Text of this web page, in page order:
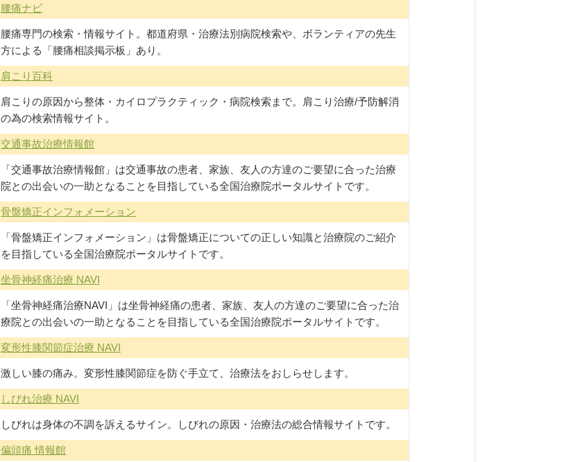
腰痛ナビ
腰痛専門の検索・情報サイト。都道府県・治療法別病院検索や、ボランティアの先生
方による「腰痛相談掲示板」あり。
肩こり百科
肩こりの原因から整体・カイロプラクティック・病院検索まで。肩こり治療/予防解消
の為の検索情報サイト。
交通事故治療情報館
「交通事故治療情報館」は交通事故の患者、家族、友人の方達のご要望に合った治療
院との出会いの一助となることを目指している全国治療院ポータルサイトです。
骨盤矯正インフォメーション
「骨盤矯正インフォメーション」は骨盤矯正についての正しい知識と治療院のご紹介
を目指している全国治療院ポータルサイトです。
坐骨神経痛治療 NAVI
「坐骨神経痛治療NAVI」は坐骨神経痛の患者、家族、友人の方達のご要望に合った治
療院との出会いの一助となることを目指している全国治療院ポータルサイトです。
変形性膝関節症治療 NAVI
激しい膝の痛み。変形性膝関節症を防ぐ手立て、治療法をおしらせします。
しびれ治療 NAVI
しびれは身体の不調を訴えるサイン。しびれの原因・治療法の総合情報サイトです。
偏頭痛 情報館